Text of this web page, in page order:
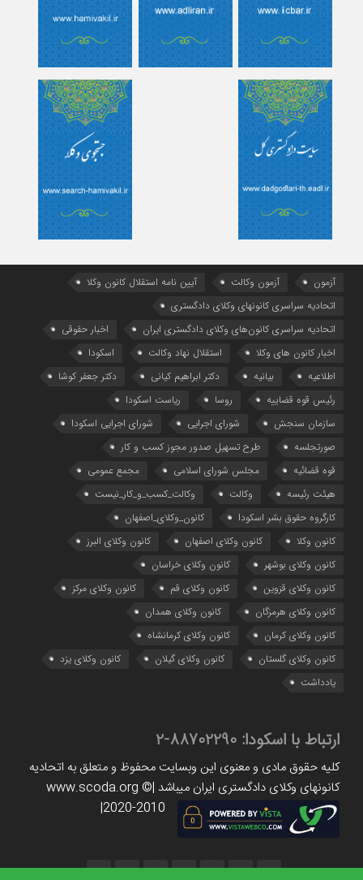
آزمون آزمون وکالت
آیین ‌نامه استقلال کانون وکلا
اتحادیه سراسری کانونهای وکلای دادگستری
اتحادیه سراسری کانون‌های وکلای دادگستری ایران
اخبار حقوقی
اخبار کانون های وکلا
استقلال نهاد وکالت
اسکودا
اطلاعیه
بیانیه دکتر ابراهیم کیانی
دکتر جعفر کوشا
رئیس قوه قضاییه
روسا
ریاست اسکودا
سازمان سنجش
شورای اجرایی
شورای اجرایی اسکودا
صورتجلسه
طرح تسهیل صدور مجوز کسب و کار
قوه قضائیه
مجلس شورای اسلامی
مجمع عمومی
هیئت رئیسه
وکالت
وکالت_کسب_و_کار_نیست
کارگروه حقوق بشر اسکودا
کانون_وکلای_اصفهان
کانون وکلا
کانون وکلای اصفهان
کانون وکلای البرز
کانون وکلای بوشهر
کانون وکلای خراسان
کانون وکلای قزوین
کانون وکلای قم
کانون وکلای مرکز
کانون وکلای هرمزگان
کانون وکلای همدان
کانون وکلای کرمان
کانون وکلای کرمانشاه
کانون وکلای گلستان
کانون وکلای گیلان
کانون وکلای یزد
یادداشت
ارتباط با اسکودا: 88702290-2
کلیه حقوق مادی و معنوی این وبسایت محفوظ و متعلق به اتحادیه
کانونهای وکلای دادگستری ایران میباشد |www.scoda.org ©
2020-2010|